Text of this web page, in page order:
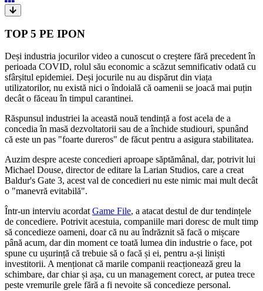
TOP 5 PE IPON
Deși industria jocurilor video a cunoscut o creștere fără precedent în
perioada COVID, rolul său economic a scăzut semnificativ odată cu
sfârșitul epidemiei. Deși jocurile nu au dispărut din viața
utilizatorilor, nu există nici o îndoială că oamenii se joacă mai puțin
decât o făceau în timpul carantinei.
Răspunsul industriei la această nouă tendință a fost acela de a
concedia în masă dezvoltatorii sau de a închide studiouri, spunând
că este un pas "foarte dureros" de făcut pentru a asigura stabilitatea.
Auzim despre aceste concedieri aproape săptămânal, dar, potrivit lui
Michael Douse, director de editare la Larian Studios, care a creat
Baldur's Gate 3, acest val de concedieri nu este nimic mai mult decât
o "manevră evitabilă".
Într-un interviu acordat Game File, a atacat destul de dur tendințele
de concediere. Potrivit acestuia, companiile mari doresc de mult timp
să concedieze oameni, doar că nu au îndrăznit să facă o mișcare
până acum, dar din moment ce toată lumea din industrie o face, pot
spune cu ușurință că trebuie să o facă și ei, pentru a-și liniști
investitorii. A menționat că marile companii reacționează greu la
schimbare, dar chiar și așa, cu un management corect, ar putea trece
peste vremurile grele fără a fi nevoite să concedieze personal.